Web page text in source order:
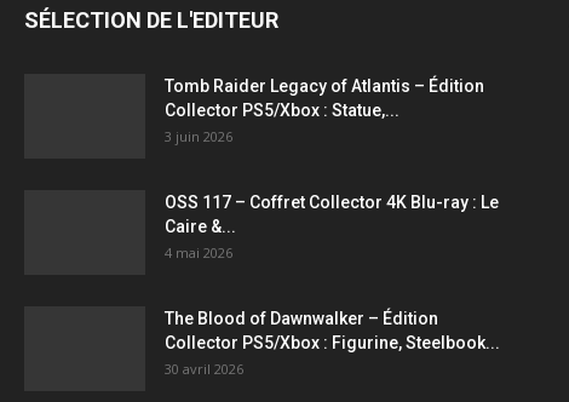
SÉLECTION DE L'EDITEUR
Tomb Raider Legacy of Atlantis – Édition
Collector PS5/Xbox : Statue,...
3 juin 2026
OSS 117 – Coffret Collector 4K Blu-ray : Le
Caire &...
4 mai 2026
The Blood of Dawnwalker – Édition
Collector PS5/Xbox : Figurine, Steelbook...
30 avril 2026